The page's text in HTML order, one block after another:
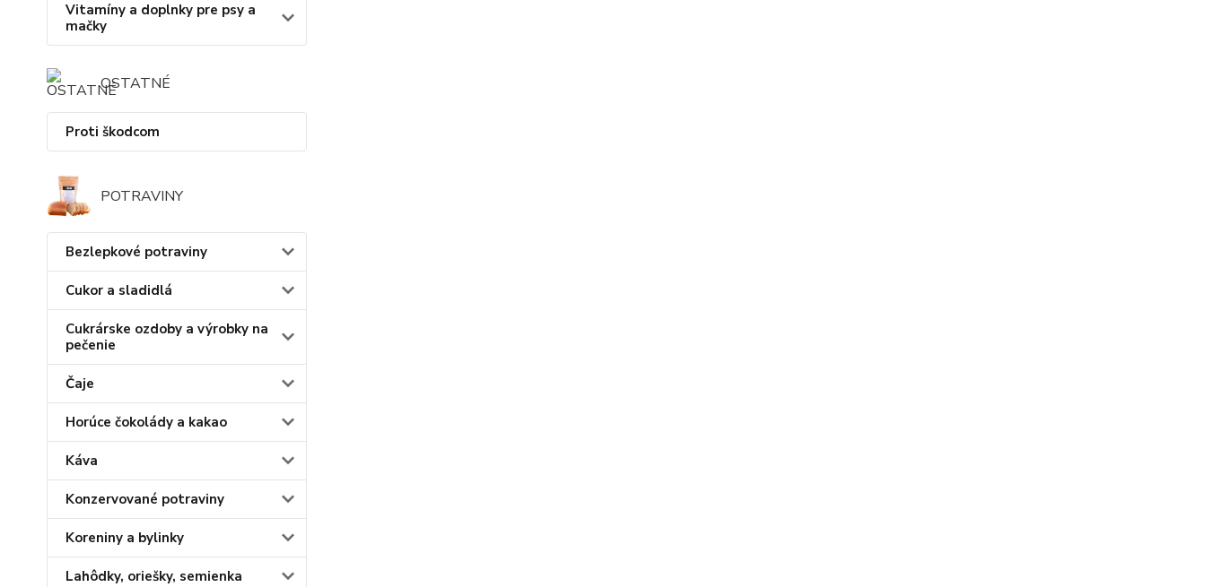
Vitamíny a doplnky pre psy a
mačky
OSTATNÉ
Proti škodcom
POTRAVINY
Bezlepkové potraviny
Cukor a sladidlá
Cukrárske ozdoby a výrobky na
pečenie
Čaje
Horúce čokolády a kakao
Káva
Konzervované potraviny
Koreniny a bylinky
Lahôdky, oriešky, semienka